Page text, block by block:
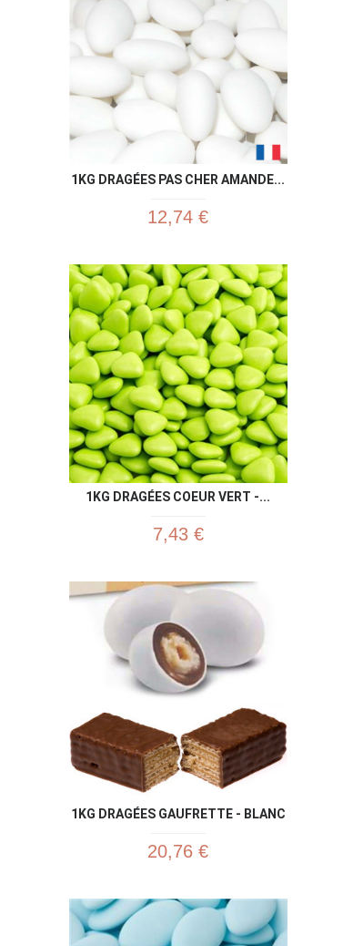
1KG DRAGÉES PAS CHER AMANDE...
12,74 €
1KG DRAGÉES COEUR VERT -...
7,43 €
1KG DRAGÉES GAUFRETTE - BLANC
20,76 €